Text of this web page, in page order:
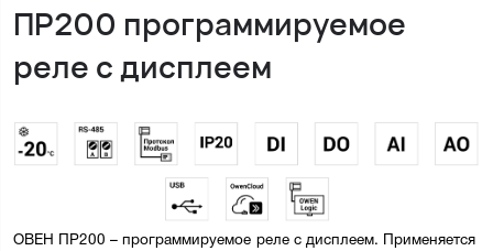
ПР200 программируемое
реле с дисплеем
ОВЕН ПР200 – программируемое реле с дисплеем. Применяется